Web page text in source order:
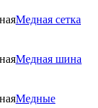
Медная сетка
Медная шина
Медные